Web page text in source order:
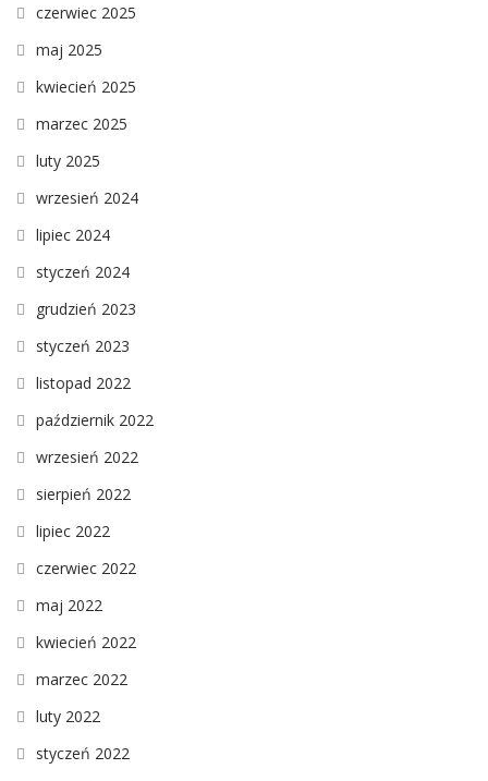
czerwiec 2025
maj 2025
kwiecień 2025
marzec 2025
luty 2025
wrzesień 2024
lipiec 2024
styczeń 2024
grudzień 2023
styczeń 2023
listopad 2022
październik 2022
wrzesień 2022
sierpień 2022
lipiec 2022
czerwiec 2022
maj 2022
kwiecień 2022
marzec 2022
luty 2022
styczeń 2022